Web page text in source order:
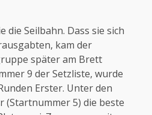
die Seilbahn. Dass sie sich
kam der
später am Brett
9 der Setzliste, wurde
Erster. Unter den
5) die beste